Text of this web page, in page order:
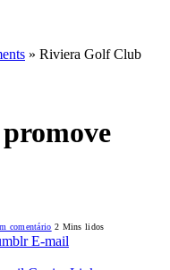
» Riviera Golf Club
comentário 2 Mins lidos
E-mail